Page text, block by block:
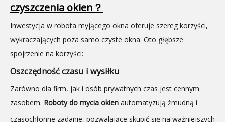
czyszczenia okien？
Inwestycja w robota myjącego okna oferuje szereg korzyści,
wykraczających poza samo czyste okna. Oto głębsze
spojrzenie na korzyści:
Oszczędność czasu i wysiłku
Zarówno dla firm, jak i osób prywatnych czas jest cennym
zasobem. Roboty do mycia okien automatyzują żmudną i
czasochłonne zadanie, pozwalające skupić się na ważniejszych